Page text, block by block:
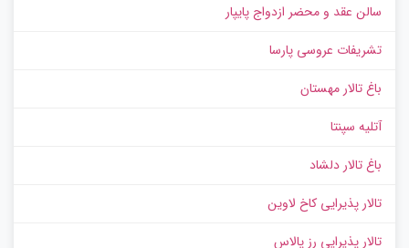
سالن عقد و محضر ازدواج پایپار
تشریفات عروسی پارسا
باغ تالار مهستان
آتلیه سپنتا
باغ تالار دلشاد
تالار پذیرایی کاخ لاوین
تالار پذیرایی رز پالاس